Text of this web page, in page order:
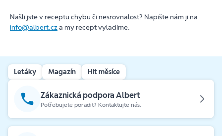
Našli jste v receptu chybu či nesrovnalost? Napište nám ji na
info@albert.cza my recept vyladíme.
Letáky Magazín Hit měsíce
Zákaznická podpora Albert
Potřebujete poradit? Kontaktujte nás.